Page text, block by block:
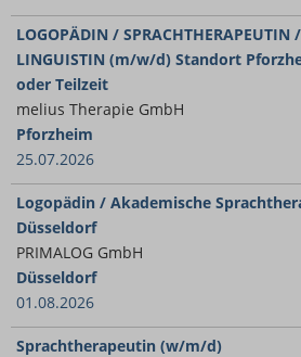
LOGOPÄDIN / SPRACHTHERAPEUTIN
LINGUISTIN (m/w/d) Standort
oder Teilzeit
melius Therapie GmbH
Pforzheim
25.07.2026
Logopädin / Akademische
Düsseldorf
PRIMALOG GmbH
Düsseldorf
01.08.2026
Sprachtherapeutin (w/m/d)